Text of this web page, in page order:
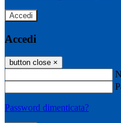
Accedi
Accedi
button close ×
Password dimenticata?